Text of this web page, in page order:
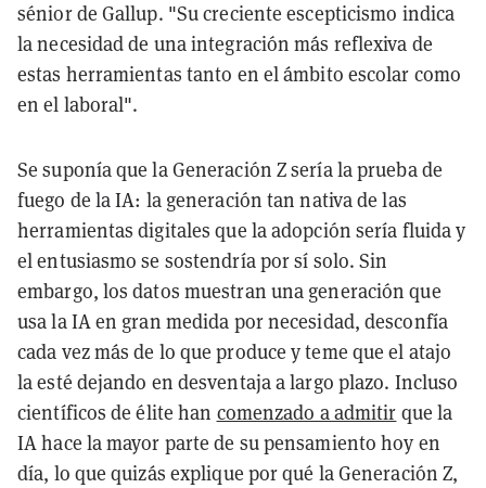
sénior de Gallup. "Su creciente escepticismo indica
la necesidad de una integración más reflexiva de
estas herramientas tanto en el ámbito escolar como
en el laboral".
Se suponía que la Generación Z sería la prueba de
fuego de la IA: la generación tan nativa de las
herramientas digitales que la adopción sería fluida y
el entusiasmo se sostendría por sí solo. Sin
embargo, los datos muestran una generación que
usa la IA en gran medida por necesidad, desconfía
cada vez más de lo que produce y teme que el atajo
la esté dejando en desventaja a largo plazo. Incluso
científicos de élite han comenzado a admitir que la
IA hace la mayor parte de su pensamiento hoy en
día, lo que quizás explique por qué la Generación Z,